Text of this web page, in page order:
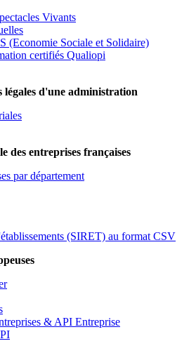
Vivants
(Economie Sociale et Solidaire)
certifiés Qualiopi
d'une administration
des entreprises françaises
par département
(SIRET) au format CSV
& API Entreprise